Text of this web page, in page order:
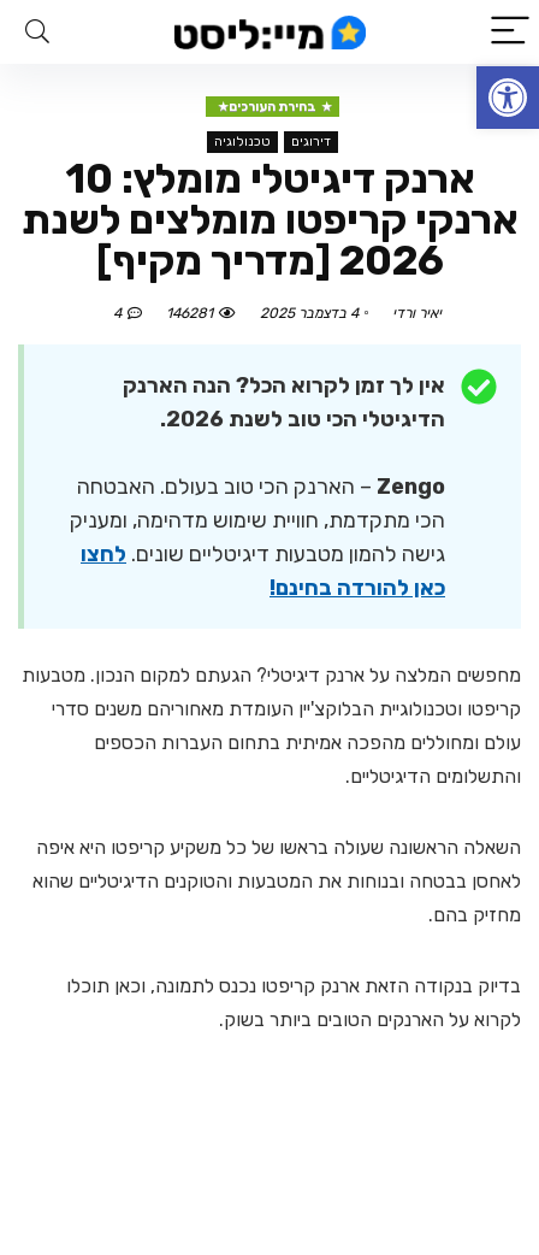
פתח סרגל נגישות
בחירת העורכים
דירוגים טכנולוגיה
ארנק דיגיטלי מומלץ: 10
ארנקי קריפטו מומלצים לשנת
2026 [מדריך מקיף]
יאיר ורדי 4 בדצמבר 2025 146281
4
אין לך זמן לקרוא הכל? הנה הארנק
הדיגיטלי הכי טוב לשנת 2026.
Zengo – הארנק הכי טוב בעולם. האבטחה
הכי מתקדמת, חוויית שימוש מדהימה, ומעניק
גישה להמון מטבעות דיגיטליים שונים. לחצו
כאן להורדה בחינם!
מחפשים המלצה על ארנק דיגיטלי? הגעתם למקום הנכון. מטבעות
קריפטו וטכנולוגיית הבלוקצ'יין העומדת מאחוריהם משנים סדרי
עולם ומחוללים מהפכה אמיתית בתחום העברות הכספים
והתשלומים הדיגיטליים.
השאלה הראשונה שעולה בראשו של כל משקיע קריפטו היא איפה
לאחסן בבטחה ובנוחות את המטבעות והטוקנים הדיגיטליים שהוא
מחזיק בהם.
בדיוק בנקודה הזאת ארנק קריפטו נכנס לתמונה, וכאן תוכלו
לקרוא על הארנקים הטובים ביותר בשוק.